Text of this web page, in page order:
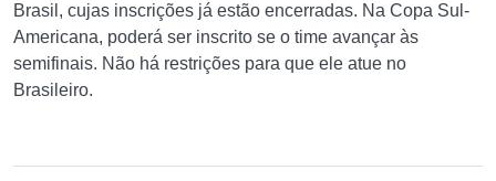
Brasil, cujas inscrições já estão encerradas. Na Copa Sul-
Americana, poderá ser inscrito se o time avançar às
semifinais. Não há restrições para que ele atue no
Brasileiro.